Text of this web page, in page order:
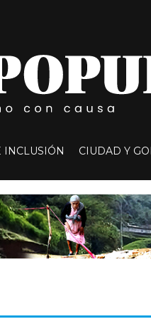
INCLUSIÓN CIUDAD Y